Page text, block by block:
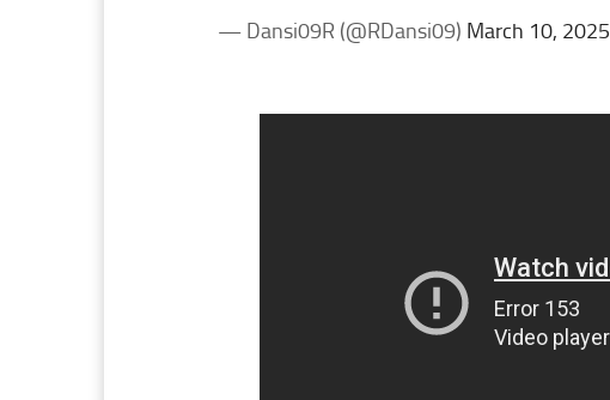
— Dansi09R (@RDansi09) March 10, 2025